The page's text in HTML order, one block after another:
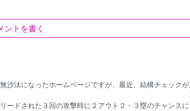
ントを書く
沙汰になったホームページですが、最近、結構チェックが
ドされた３回の攻撃時に２アウト２・３塁のチャンスに